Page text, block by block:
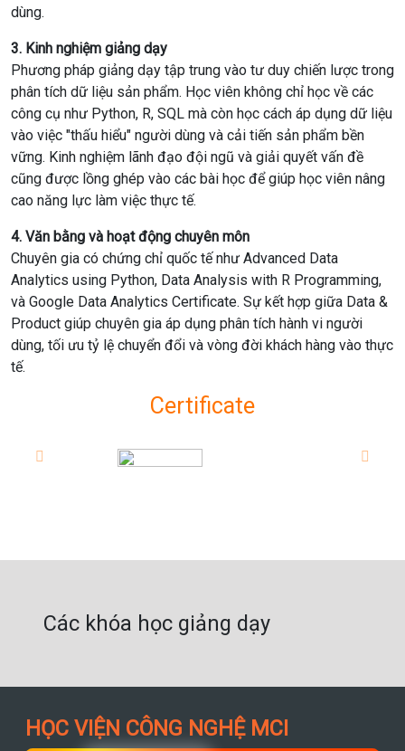
dùng.
3. Kinh nghiệm giảng dạy
Phương pháp giảng dạy tập trung vào tư duy chiến lược trong
phân tích dữ liệu sản phẩm. Học viên không chỉ học về các
công cụ như Python, R, SQL mà còn học cách áp dụng dữ liệu
vào việc "thấu hiểu" người dùng và cải tiến sản phẩm bền
vững. Kinh nghiệm lãnh đạo đội ngũ và giải quyết vấn đề
cũng được lồng ghép vào các bài học để giúp học viên nâng
cao năng lực làm việc thực tế.
4. Văn bằng và hoạt động chuyên môn
Chuyên gia có chứng chỉ quốc tế như Advanced Data
Analytics using Python, Data Analysis with R Programming,
và Google Data Analytics Certificate. Sự kết hợp giữa Data &
Product giúp chuyên gia áp dụng phân tích hành vi người
dùng, tối ưu tỷ lệ chuyển đổi và vòng đời khách hàng vào thực
tế.
Certificate
Các khóa học giảng dạy
HỌC VIỆN CÔNG NGHỆ MCI